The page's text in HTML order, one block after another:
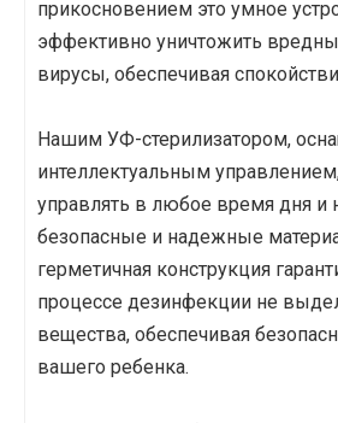
прикосновением это умное
эффективно уничтожить
вирусы, обеспечивая
Нашим УФ-стерилизатором,
интеллектуальным
управлять в любое время дня и
безопасные и надежные
герметичная конструкция
процессе дезинфекции не
вещества, обеспечивая
вашего ребенка.